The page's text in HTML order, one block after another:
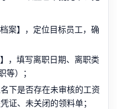
案】，定位目标员工，确
，填写离职日期、离职类
）；
下是否存在未审核的工资
证、未关闭的领料单；